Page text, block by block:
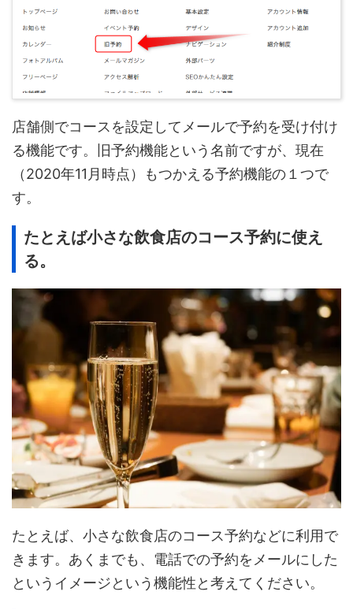
店舗側でコースを設定してメールで予約を受け付け
る機能です。旧予約機能という名前ですが、現在
（2020年11月時点）もつかえる予約機能の１つで
す。
たとえば小さな飲食店のコース予約に使え
る。
たとえば、小さな飲食店のコース予約などに利用で
きます。あくまでも、電話での予約をメールにした
というイメージという機能性と考えてください。